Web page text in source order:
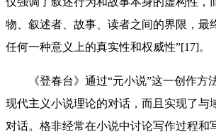
物、叙述者、故事、读者之间的界限，最
任何一种意义上的真实性和权威性”[17]。
《登春台》通过“元小说”这一创作方
现代主义小说理论的对话，而且实现了与
对话。格非经常在小说中讨论写作过程和